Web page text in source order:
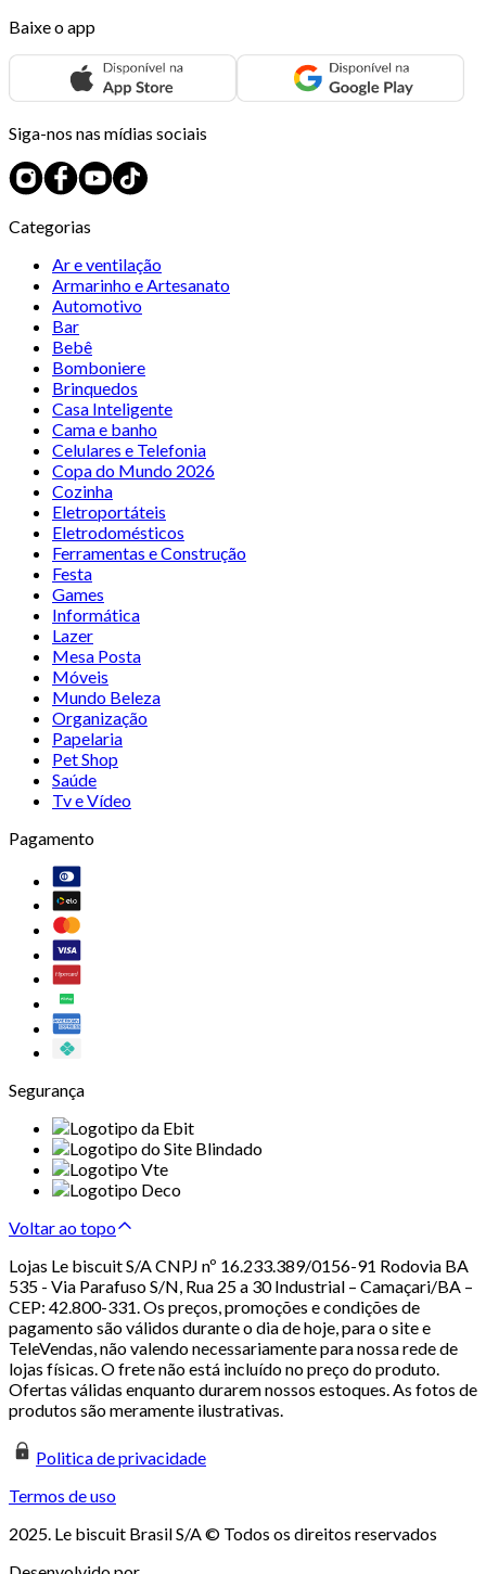
Baixe o app
Siga-nos nas mídias sociais
Categorias
Ar e ventilação
Armarinho e Artesanato
Automotivo
Bar
Bebê
Bomboniere
Brinquedos
Casa Inteligente
Cama e banho
Celulares e Telefonia
Copa do Mundo 2026
Cozinha
Eletroportáteis
Eletrodomésticos
Ferramentas e Construção
Festa
Games
Informática
Lazer
Mesa Posta
Móveis
Mundo Beleza
Organização
Papelaria
Pet Shop
Saúde
Tv e Vídeo
Pagamento
Segurança
Voltar ao topo
Lojas Le biscuit S/A CNPJ nº 16.233.389/0156-91 Rodovia BA
535 - Via Parafuso S/N, Rua 25 a 30 Industrial – Camaçari/BA –
CEP: 42.800-331. Os preços, promoções e condições de
pagamento são válidos durante o dia de hoje, para o site e
TeleVendas, não valendo necessariamente para nossa rede de
lojas físicas. O frete não está incluído no preço do produto.
Ofertas válidas enquanto durarem nossos estoques. As fotos de
produtos são meramente ilustrativas.
Politica de privacidade
Termos de uso
2025. Le biscuit Brasil S/A © Todos os direitos reservados